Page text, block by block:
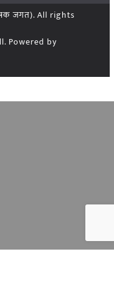
जगत). All rights
Powered by